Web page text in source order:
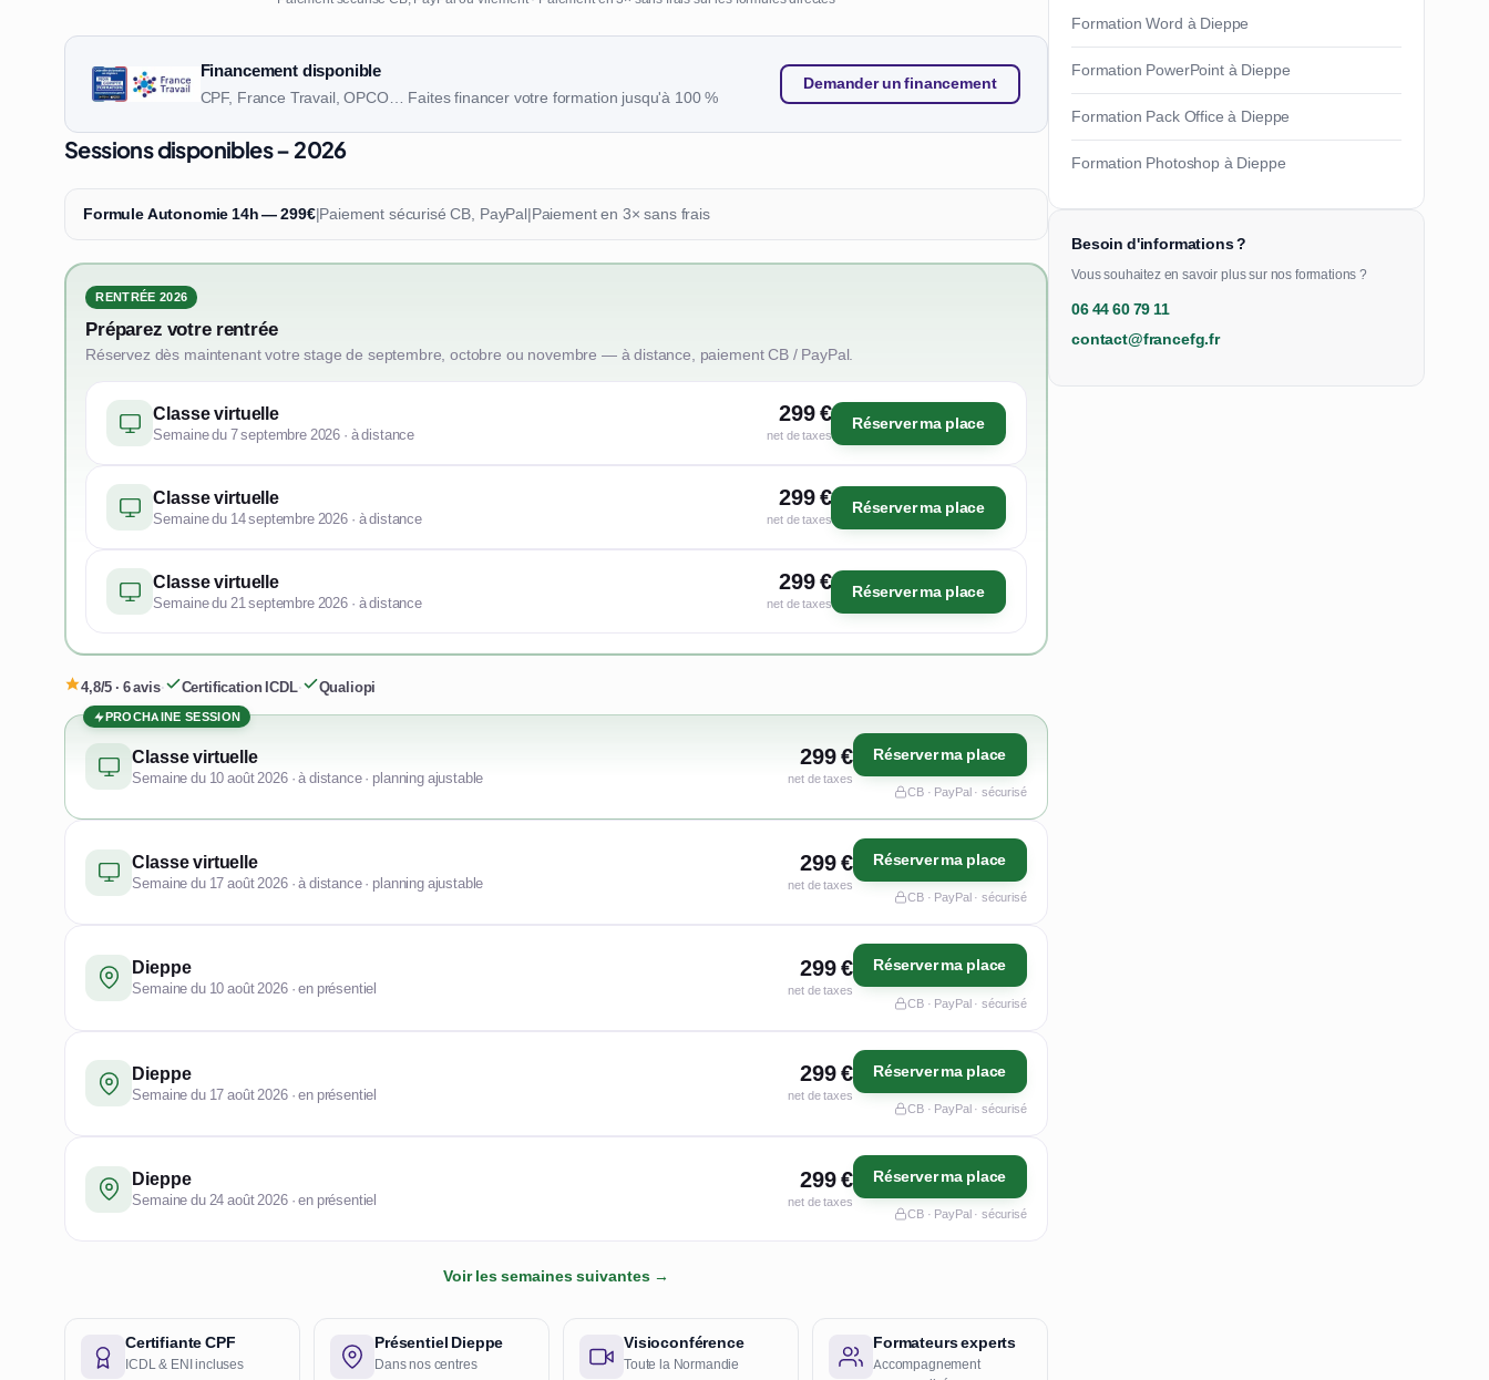
Financement disponible
CPF, France Travail, OPCO… Faites financer votre formation jusqu'à 100 %
Demander un financement
Sessions disponibles – 2026
Formule Autonomie 14h — 299€|Paiement sécurisé CB, PayPal|Paiement en 3× sans frais
RENTRÉE 2026
Préparez votre rentrée
Réservez dès maintenant votre stage de septembre, octobre ou novembre — à distance, paiement CB / PayPal.
Classe virtuelle
Semaine du 7 septembre 2026 · à distance
299 €
net de taxes
Réserver ma place
Classe virtuelle
Semaine du 14 septembre 2026 · à distance
299 €
net de taxes
Réserver ma place
Classe virtuelle
Semaine du 21 septembre 2026 · à distance
299 €
net de taxes
Réserver ma place
4,8/5 · 6 avis· Certification ICDL· Qualiopi
PROCHAINE SESSION
Classe virtuelle
Semaine du 10 août 2026 · à distance · planning ajustable
299 €
net de taxes
Réserver ma place
CB · PayPal · sécurisé
Classe virtuelle
Semaine du 17 août 2026 · à distance · planning ajustable
299 €
net de taxes
Réserver ma place
CB · PayPal · sécurisé
Dieppe
Semaine du 10 août 2026 · en présentiel
299 €
net de taxes
Réserver ma place
CB · PayPal · sécurisé
Dieppe
Semaine du 17 août 2026 · en présentiel
299 €
net de taxes
Réserver ma place
CB · PayPal · sécurisé
Dieppe
Semaine du 24 août 2026 · en présentiel
299 €
net de taxes
Réserver ma place
CB · PayPal · sécurisé
Voir les semaines suivantes →
Certifiante CPF
ICDL & ENI incluses
Présentiel Dieppe
Dans nos centres
Visioconférence
Toute la Normandie
Formateurs experts
Accompagnement
Formation Word à Dieppe
Formation PowerPoint à Dieppe
Formation Pack Office à Dieppe
Formation Photoshop à Dieppe
Besoin d'informations ?
Vous souhaitez en savoir plus sur nos formations ?
06 44 60 79 11
contact@francefg.fr